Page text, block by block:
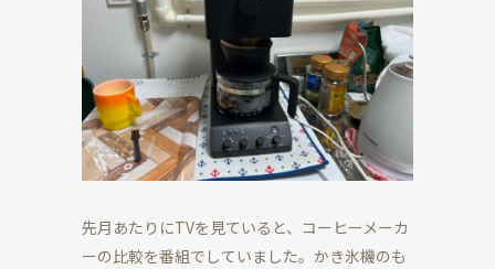
先月あたりにTVを見ていると、コーヒーメーカ
ーの比較を番組でしていました。かき氷機のも